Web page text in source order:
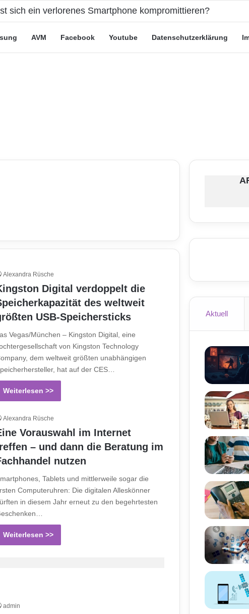
sich ein verlorenes Smartphone kompromittieren?
AVM Facebook Youtube Datenschutzerklärung
Alexandra Rüsche
Digital verdoppelt die
des weltweit
USB-Speichersticks
Vegas/München – Kingston Digital, eine
von Kingston Technology
dem weltweit größten unabhängigen
hat auf der CES…
Weiterlesen >>
Alexandra Rüsche
Vorauswahl im Internet
– und dann die Beratung im
nutzen
Tablets und mittlerweile sogar die
Computeruhren: Die digitalen Alleskönner
in diesem Jahr erneut zu den begehrtesten
Weiterlesen >>
admin
Aktuell